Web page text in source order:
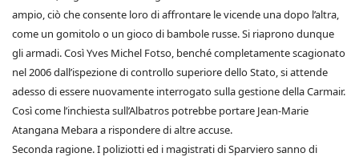
ampio, ciò che consente loro di affrontare le vicende una dopo l’altra,
come un gomitolo o un gioco di bambole russe. Si riaprono dunque
gli armadi. Così Yves Michel Fotso, benché completamente scagionato
nel 2006 dall’ispezione di controllo superiore dello Stato, si attende
adesso di essere nuovamente interrogato sulla gestione della Carmair.
Così come l’inchiesta sull’Albatros potrebbe portare Jean-Marie
Atangana Mebara a rispondere di altre accuse.
Seconda ragione. I poliziotti ed i magistrati di Sparviero sanno di